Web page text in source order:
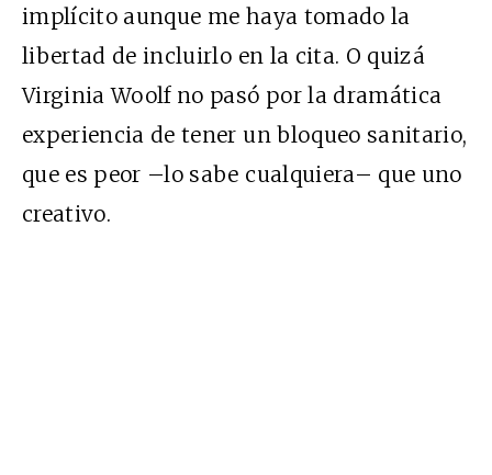
implícito aunque me haya tomado la
libertad de incluirlo en la cita. O quizá
Virginia Woolf no pasó por la dramática
experiencia de tener un bloqueo sanitario,
que es peor –lo sabe cualquiera– que uno
creativo.